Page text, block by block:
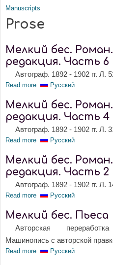
You are here
Manuscripts
Prose
Мелкий бес.
редакция. Часть 6
Автограф. 1892 - 1902 гг. Л.
Read more about Мелкий бес.
Русский
Мелкий бес.
редакция. Часть 4
Автограф. 1892 - 1902 гг. Л.
Read more about Мелкий бес.
Русский
Мелкий бес.
редакция. Часть 2
Автограф. 1892 - 1902 гг. Л.
Read more about Мелкий бес.
Русский
Мелкий бес. Пьеса
Авторская
Машинопись с авторской
Read more about Мелкий бес. Пьеса
Русский